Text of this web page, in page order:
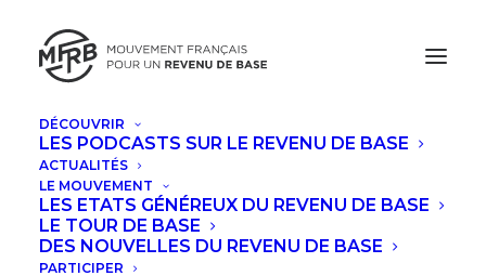
DÉCOUVRIR
LES PODCASTS SUR LE REVENU DE BASE
ACTUALITÉS
LE MOUVEMENT
LES ETATS GÉNÉREUX DU REVENU DE BASE
LE TOUR DE BASE
DES NOUVELLES DU REVENU DE BASE
PARTICIPER
JUILLET, 2024
SÉMINAIRE UBI HYPO AVEC EVA
JACOB ET CATARINA NEVES : LA